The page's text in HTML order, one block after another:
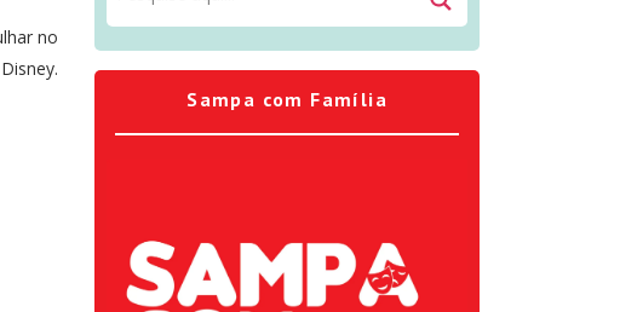
no
Sampa com Família